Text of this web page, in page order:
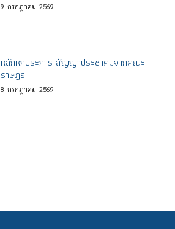
9 กรกฎาคม 2569
หลักหกประการ สัญญาประชาคมจากคณะ
ราษฎร
8 กรกฎาคม 2569